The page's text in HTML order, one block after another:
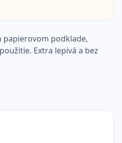
papierovom podklade,
Extra lepivá a bez